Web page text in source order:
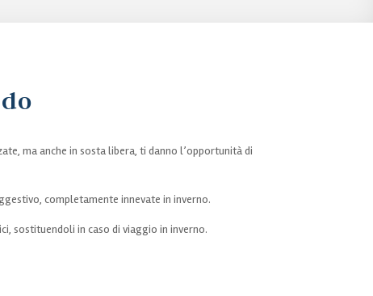
ma anche in sosta libera, ti danno l’opportunità di
completamente innevate in inverno.
sostituendoli in caso di viaggio in inverno.